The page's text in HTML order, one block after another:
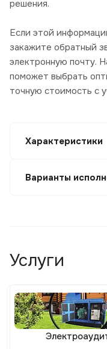
решения.
Если этой
закажите обратный
электронную почту.
поможет выбрать
точную стоимость с
Характеристики
Варианты
Услуги